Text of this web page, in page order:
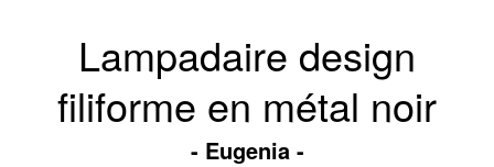
Lampadaire design
filiforme en métal noir
Eugenia